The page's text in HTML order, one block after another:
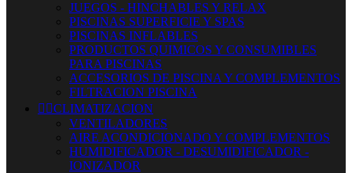
JUEGOS - HINCHABLES Y RELAX
PISCINAS SUPERFICIE Y SPAS
PISCINAS INFLABLES
PRODUCTOS QUIMICOS Y CONSUMIBLES
PARA PISCINAS
ACCESORIOS DE PISCINA Y COMPLEMENTOS
FILTRACION PISCINA
 CLIMATIZACION
VENTILADORES
AIRE ACONDICIONADO Y COMPLEMENTOS
HUMIDIFICADOR - DESUMIDIFICADOR -
IONIZADOR